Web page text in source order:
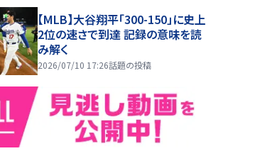
【MLB】大谷翔平「300-150」に史上
2位の速さで到達 記録の意味を読
み解く
2026/07/10 17:26話題の投稿